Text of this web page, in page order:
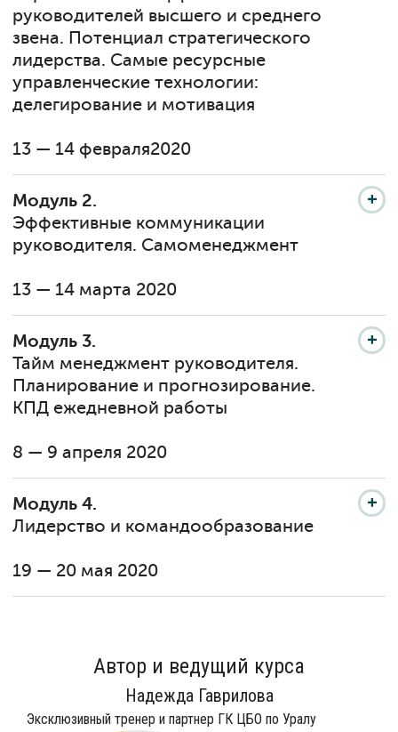
руководителей высшего и среднего
звена. Потенциал стратегического
лидерства. Самые ресурсные
управленческие технологии:
делегирование и мотивация
13 — 14 февраля2020
Модуль 2.
Эффективные коммуникации
руководителя. Самоменеджмент
13 — 14 марта 2020
Модуль 3.
Тайм менеджмент руководителя.
Планирование и прогнозирование.
КПД ежедневной работы
8 — 9 апреля 2020
Модуль 4.
Лидерство и командообразование
19 — 20 мая 2020
Автор и ведущий курса
Надежда Гаврилова
Эксклюзивный тренер и партнер ГК ЦБО по Уралу